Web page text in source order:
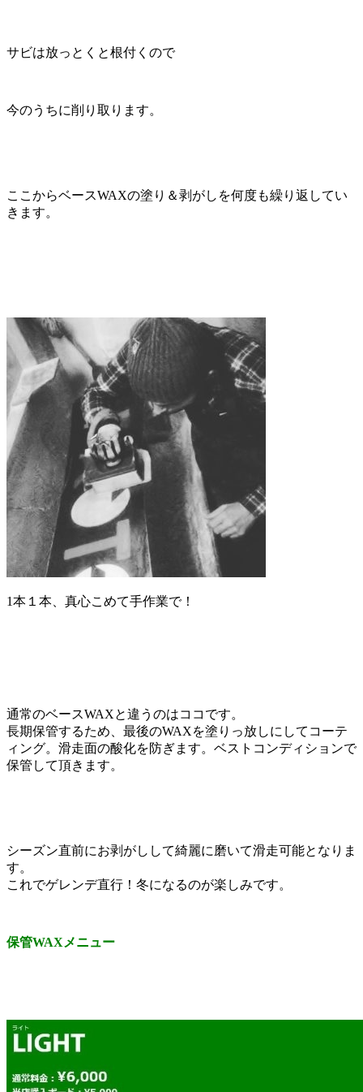
サビは放っとくと根付くので
今のうちに削り取ります。
ここからベースWAXの塗り＆剥がしを何度も繰り返してい
きます。
1本１本、真心こめて手作業で！
通常のベースWAXと違うのはココです。
長期保管するため、最後のWAXを塗りっ放しにしてコーテ
ィング。滑走面の酸化を防ぎます。ベストコンディションで
保管して頂きます。
シーズン直前にお剥がしして綺麗に磨いて滑走可能となりま
す。
これでゲレンデ直行！冬になるのが楽しみです。
保管WAXメニュー